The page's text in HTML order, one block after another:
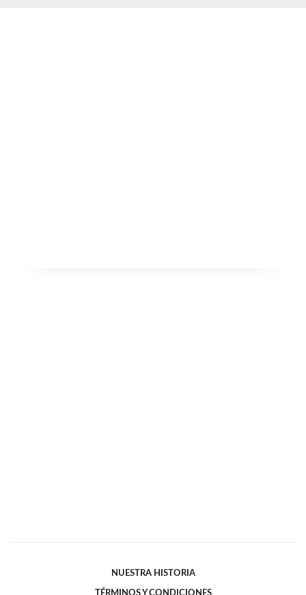
NUESTRA HISTORIA
TÉRMINOS Y CONDICIONES